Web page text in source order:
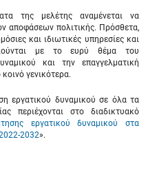
της μελέτης αναμένεται να
αποφάσεων πολιτικής. Πρόσθετα,
και ιδιωτικές υπηρεσίες και
με το ευρύ θέμα του
και την επαγγελματική
γενικότερα.
εργατικού δυναμικού σε όλα τα
περιέχονται στο διαδικτυακό
εργατικού δυναμικού στα
2032».